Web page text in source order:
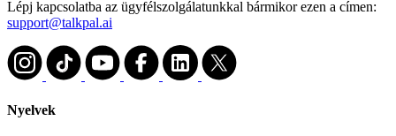
Lépj kapcsolatba az ügyfélszolgálatunkkal bármikor ezen a címen:
support@talkpal.ai
Nyelvek